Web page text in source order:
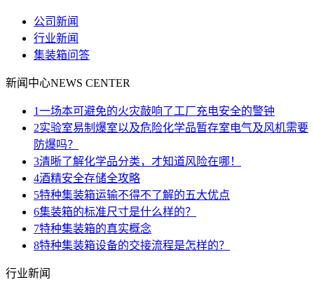
公司新闻
行业新闻
集装箱问答
新闻中心NEWS CENTER
1一场本可避免的火灾敲响了工厂充电安全的警钟
2实验室易制爆室以及危险化学品暂存室电气及风机需要
防爆吗？
3清晰了解化学品分类，才知道风险在哪！
4酒精安全存储全攻略
5特种集装箱运输不得不了解的五大优点
6集装箱的标准尺寸是什么样的？
7特种集装箱的真实概念
8特种集装箱设备的交接流程是怎样的？
行业新闻